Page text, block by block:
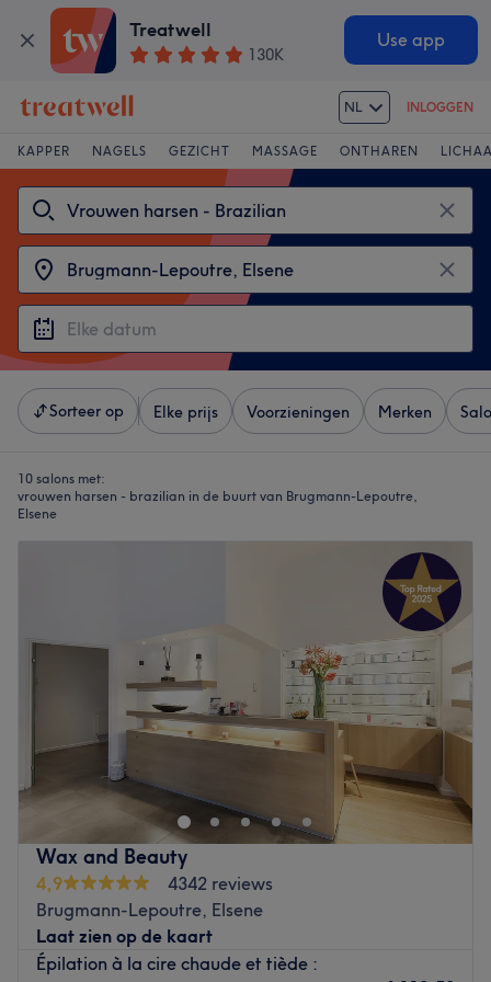
Treatwell
130K
Use app
NL INLOGGEN
KAPPER NAGELS GEZICHT MASSAGE ONTHAREN
Sorteer op Elke prijs Voorzieningen Merken
10 salons met:
vrouwen harsen - brazilian in de buurt van Brugmann-Lepoutre,
Elsene
Wax and Beauty
4,9
4342 reviews
Brugmann-Lepoutre, Elsene
Laat zien op de kaart
Épilation à la cire chaude et tiède :